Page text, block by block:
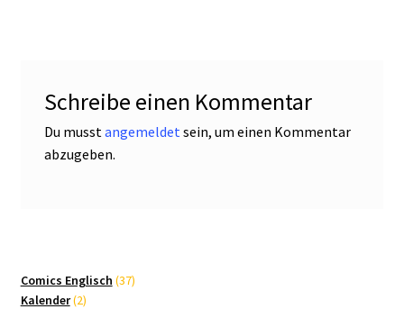
Schreibe einen Kommentar
Du musst angemeldet sein, um einen Kommentar
abzugeben.
Comics Englisch 3737
Kalender 22